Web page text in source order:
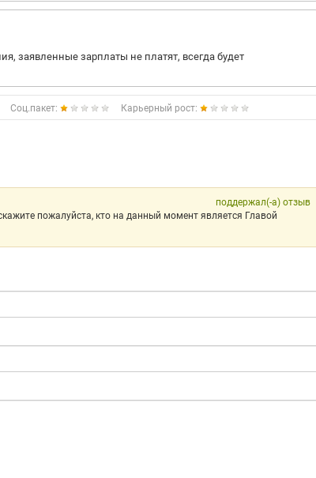
заявленные зарплаты не платят, всегда будет
Соц.пакет: Карьерный рост:
поддержал(-а) отзыв
пожалуйста, кто на данный момент является Главой